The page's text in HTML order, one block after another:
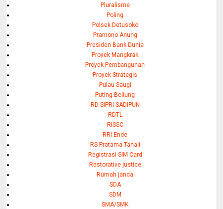
Pluralisme
Poling
Polsek Detusoko
Pramono Anung
Presiden Bank Dunia
Proyek Mangkrak
Proyek Pembangunan
Proyek Strategis
Pulau Saugi
Puting Beliung
RD SIPRI SADIPUN
RDTL
RISSC
RRI Ende
RS Pratama Tanali
Registrasi SIM Card
Restorative justice
Rumah janda
SDA
SDM
SMA/SMK